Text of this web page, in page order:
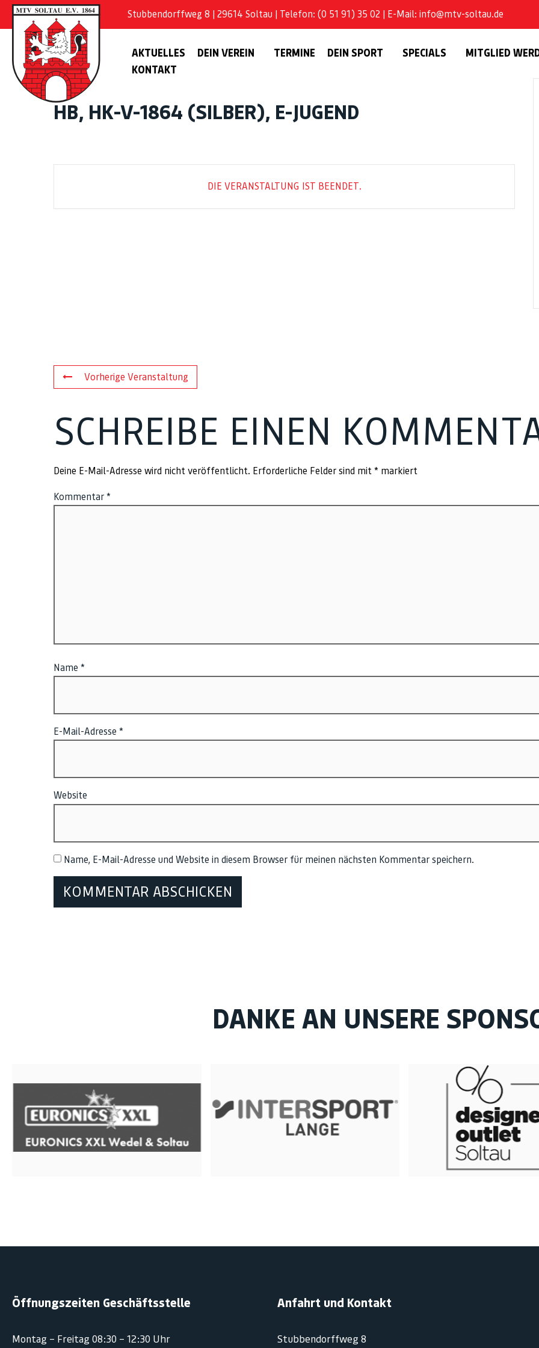
Stubbendorffweg 8 | 29614 Soltau | Telefon: (0 51 91) 35 02 | E-Mail: info@mtv-soltau.de
AKTUELLES DEIN VEREIN TERMINE DEIN SPORT SPECIALS
MITGLIED
KONTAKT
HB, HK-V-1864 (SILBER), E-JUGEND
DIE VERANSTALTUNG IST BEENDET.
Vorherige Veranstaltung
SCHREIBE EINEN
Deine E-Mail-Adresse wird nicht veröffentlicht. Erforderliche Felder sind mit * markiert
Kommentar *
Name *
E-Mail-Adresse *
Website
Name, E-Mail-Adresse und Website in diesem Browser für meinen nächsten Kommentar speichern.
DANKE AN UNSERE
Öffnungszeiten Geschäftsstelle
Montag – Freitag 08:30 – 12:30 Uhr
Anfahrt und Kontakt
Stubbendorffweg 8